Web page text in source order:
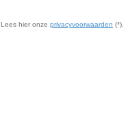
Lees hier onze privacyvoorwaarden (*).